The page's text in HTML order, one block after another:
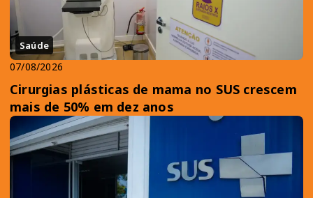
Saúde
07/08/2026
Cirurgias plásticas de mama no SUS crescem
mais de 50% em dez anos